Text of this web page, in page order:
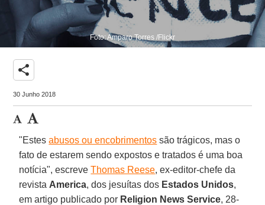
Foto: Amparo Torres /Flickr
share
30 Junho 2018
"Estesabusos ou encobrimentos são trágicos, mas o
fato de estarem sendo expostos e tratados é uma boa
notícia", escreveThomas Reese, ex-editor-chefe da
revista America, dos jesuítas dos Estados Unidos,
em artigo publicado por Religion News Service, 28-